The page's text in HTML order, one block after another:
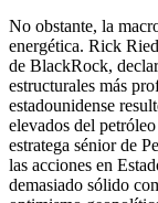
No obstante, la
energética. Rick
de BlackRock,
estructurales más
estadounidense
elevados del
estratega sénior de
las acciones en
demasiado sólido